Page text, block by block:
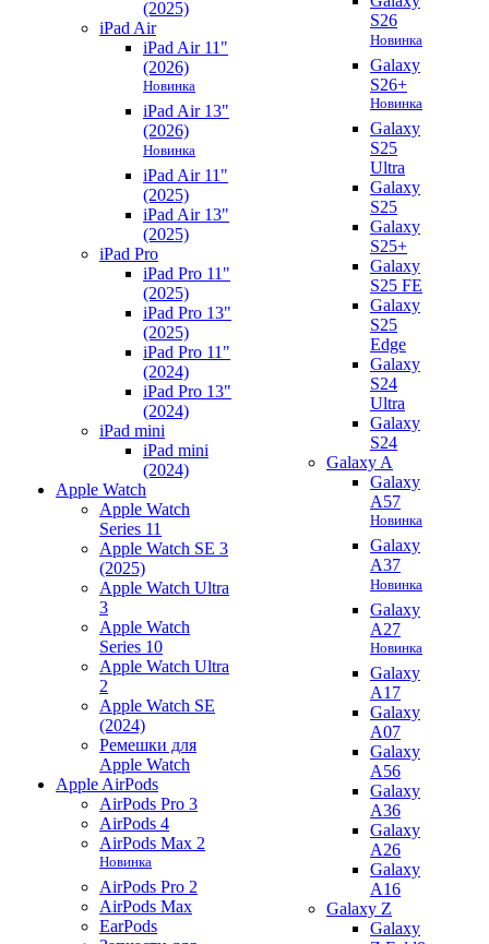
(2025)
iPad Air
iPad Air 11"
(2026)
Новинка
iPad Air 13"
(2026)
Новинка
iPad Air 11"
(2025)
iPad Air 13"
(2025)
iPad Pro
iPad Pro 11"
(2025)
iPad Pro 13"
(2025)
iPad Pro 11"
(2024)
iPad Pro 13"
(2024)
iPad mini
iPad mini
(2024)
Apple Watch
Apple Watch
Series 11
Apple Watch SE 3
(2025)
Apple Watch Ultra
3
Apple Watch
Series 10
Apple Watch Ultra
2
Apple Watch SE
(2024)
Ремешки для
Apple Watch
Apple AirPods
AirPods Pro 3
AirPods 4
AirPods Max 2
Новинка
AirPods Pro 2
AirPods Max
EarPods
S26
Новинка
Galaxy
S26+
Новинка
Galaxy
S25
Ultra
Galaxy
S25
Galaxy
S25+
Galaxy
S25 FE
Galaxy
S25
Edge
Galaxy
S24
Ultra
Galaxy
S24
Galaxy A
Galaxy
A57
Новинка
Galaxy
A37
Новинка
Galaxy
A27
Новинка
Galaxy
A17
Galaxy
A07
Galaxy
A56
Galaxy
A36
Galaxy
A26
Galaxy
A16
Galaxy Z
Galaxy